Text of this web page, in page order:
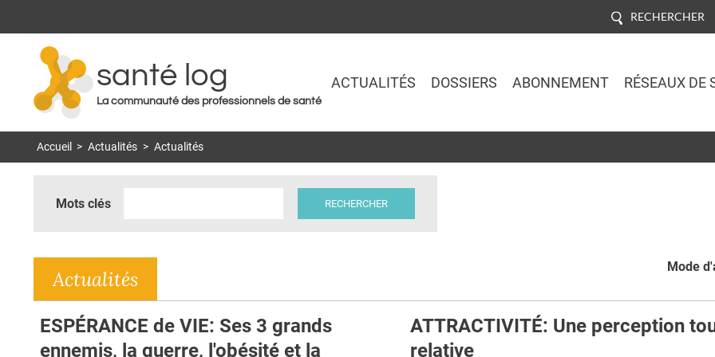
RECHERCHER
santé log
La communauté des professionnels de santé
ACTUALITÉS DOSSIERS ABONNEMENT RÉSEAUX DE
Accueil > Actualités > Actualités
Mots clés
Mode
Actualités
ESPÉRANCE de VIE: Ses 3 grands
ennemis, la guerre, l'obésité et la
ATTRACTIVITÉ: Une perception
relative